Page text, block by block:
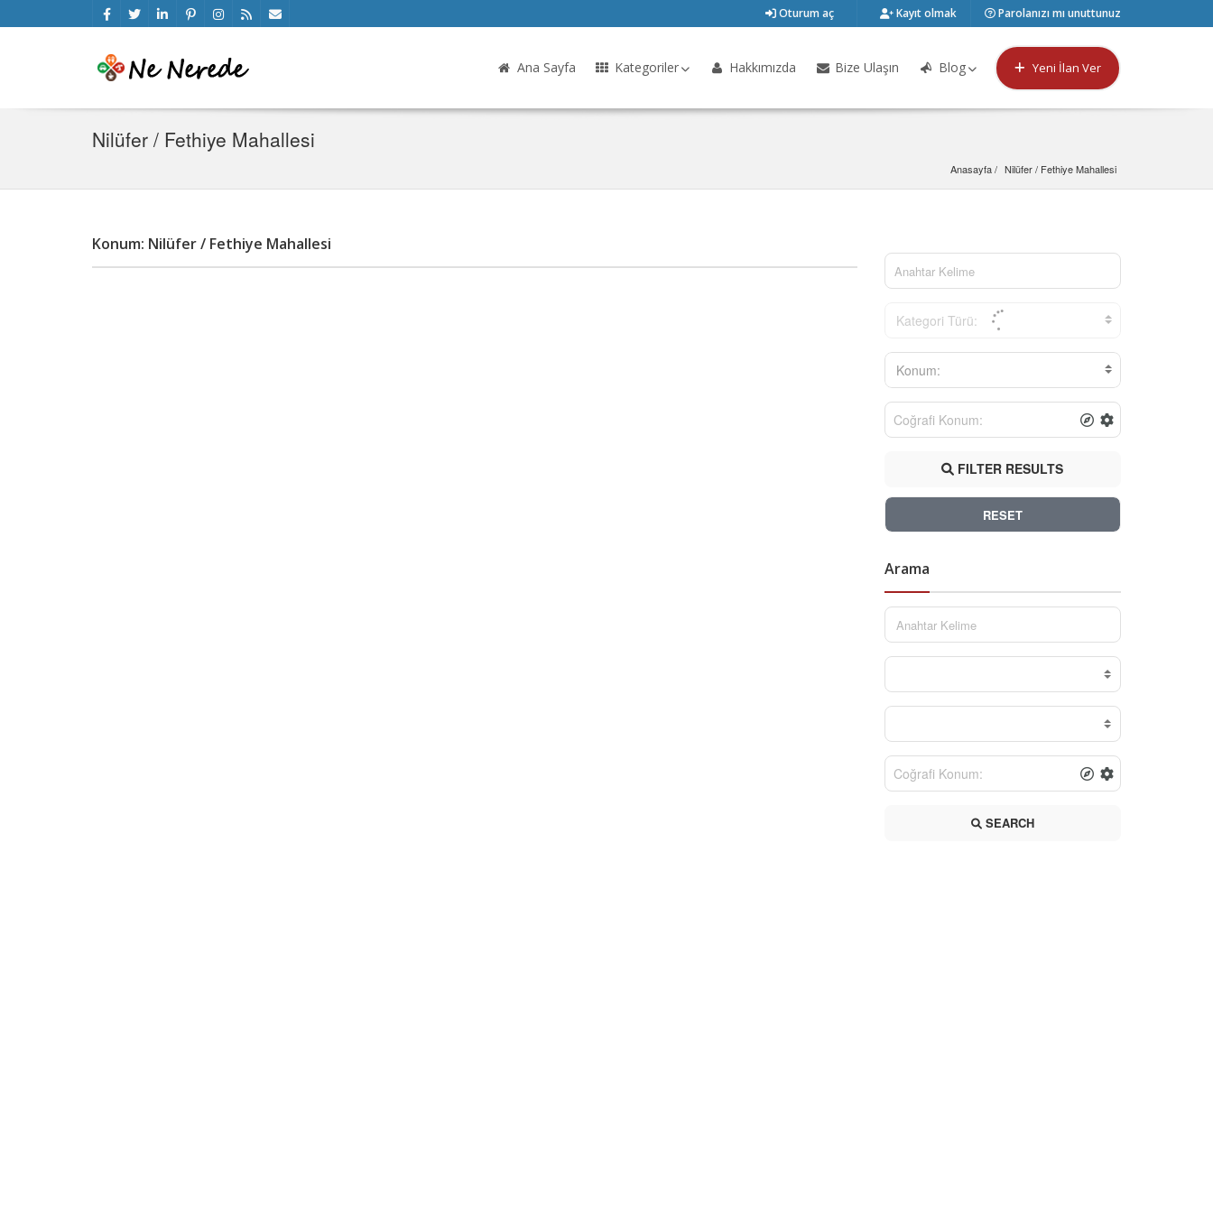
Oturum aç Kayıt olmak Parolanızı mı unuttunuz
Ana Sayfa Kategoriler Hakkımızda Bize Ulaşın Blog Yeni İlan Ver
Nilüfer / Fethiye Mahallesi
Anasayfa Nilüfer / Fethiye Mahallesi
Konum: Nilüfer / Fethiye Mahallesi
Kategori Türü:
Konum:
FILTER RESULTS
RESET
Arama
SEARCH